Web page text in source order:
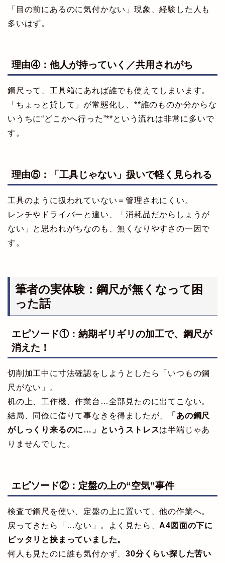
「目の前にあるのに気付かない」現象、経験した人も
多いはず。
理由④：他人が持っていく／共用されがち
鋼尺って、工具箱にあれば誰でも使えてしまいます。
「ちょっと貸して」が常態化し、**誰のものか分からな
いうちに“どこかへ行った”**という流れは非常に多いで
す。
理由⑤：「工具じゃない」扱いで軽く見られる
工具のように扱われていない＝管理されにくい。
レンチやドライバーと違い、「消耗品だからしょうが
ない」と思われがちなのも、無くなりやすさの一因で
す。
筆者の実体験：鋼尺が無くなって困
った話
エピソード①：納期ギリギリの加工で、鋼尺が
消えた！
切削加工中に寸法確認をしようとしたら「いつもの鋼
尺がない」。
机の上、工作機、作業台…全部見たのに出てこない。
結局、同僚に借りて事なきを得ましたが、
「あの鋼尺
がしっくり来るのに…」というストレスは半端じゃあ
りませんでした。
エピソード②：定盤の上の“空気”事件
検査で鋼尺を使い、定盤の上に置いて、他の作業へ。
戻ってきたら「…ない」。よく見たら、A4図面の下に
ピッタリと挟まっていました。
何人も見たのに誰も気付かず、30分くらい探した苦い